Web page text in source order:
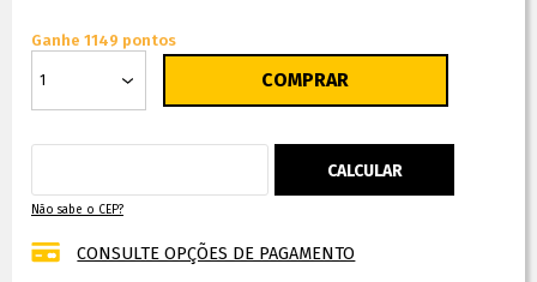
Ganhe 1149 pontos
Não sabe o CEP?
CONSULTE OPÇÕES DE PAGAMENTO